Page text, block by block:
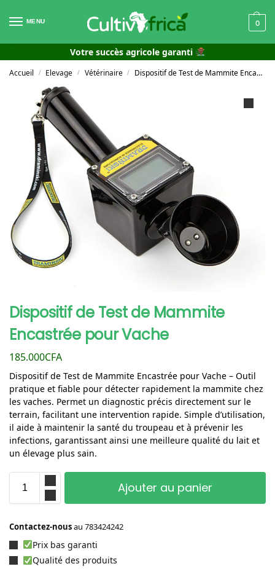
MENU 0
Votre succès agricole garanti
Accueil / Elevage / Vétérinaire / Dispositif de Test de Mammite Encastrée pour Vache
Dispositif de Test de Mammite
Encastrée pour Vache
185.000CFA
Dispositif de Test de Mammite Encastrée pour Vache – Outil
pratique et fiable pour détecter rapidement la mammite chez
les vaches. Permet un diagnostic précis directement sur le
terrain, facilitant une intervention rapide. Simple d’utilisation,
il aide à maintenir la santé du troupeau et à prévenir les
infections, garantissant ainsi une meilleure qualité du lait et
un élevage plus sain.
Ajouter au panier
Contactez-nousau 783424242
Prix bas garanti
Qualité des produits